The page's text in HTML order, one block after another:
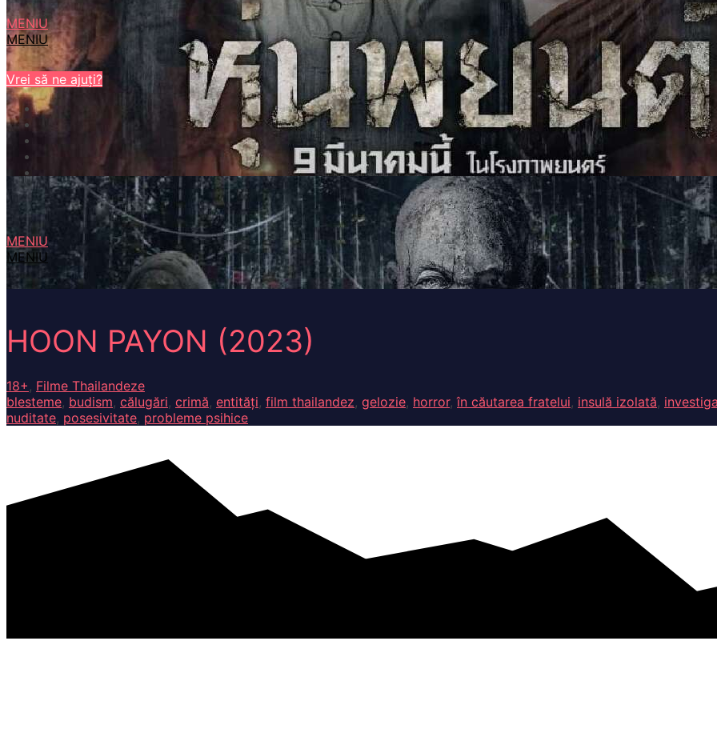
MENIU
MENIU
Vrei să ne ajuți?
MENIU
MENIU
HOON PAYON (2023)
18+ , Filme Thailandeze
blesteme, budism, călugări, crimă, entități, film thailandez, gelozie, horror,în căutarea fratelui, insulă izolată,
nuditate, posesivitate, probleme psihice